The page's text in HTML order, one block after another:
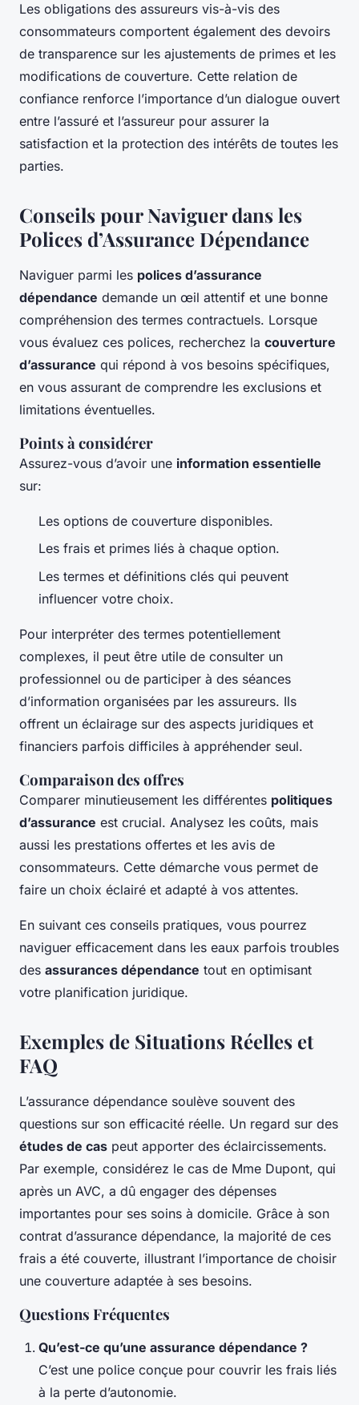
Les obligations des assureurs vis-à-vis des
consommateurs comportent également des devoirs
de transparence sur les ajustements de primes et les
modifications de couverture. Cette relation de
confiance renforce l’importance d’un dialogue ouvert
entre l’assuré et l’assureur pour assurer la
satisfaction et la protection des intérêts de toutes les
parties.
Conseils pour Naviguer dans les
Polices d’Assurance Dépendance
Naviguer parmi les polices d’assurance
dépendance demande un œil attentif et une bonne
compréhension des termes contractuels. Lorsque
vous évaluez ces polices, recherchez la couverture
d’assurance qui répond à vos besoins spécifiques,
en vous assurant de comprendre les exclusions et
limitations éventuelles.
Points à considérer
Assurez-vous d’avoir une information essentielle
sur:
Les options de couverture disponibles.
Les frais et primes liés à chaque option.
Les termes et définitions clés qui peuvent
influencer votre choix.
Pour interpréter des termes potentiellement
complexes, il peut être utile de consulter un
professionnel ou de participer à des séances
d’information organisées par les assureurs. Ils
offrent un éclairage sur des aspects juridiques et
financiers parfois difficiles à appréhender seul.
Comparaison des offres
Comparer minutieusement les différentes politiques
d’assurance est crucial. Analysez les coûts, mais
aussi les prestations offertes et les avis de
consommateurs. Cette démarche vous permet de
faire un choix éclairé et adapté à vos attentes.
En suivant ces conseils pratiques, vous pourrez
naviguer efficacement dans les eaux parfois troubles
des assurances dépendance tout en optimisant
votre planification juridique.
Exemples de Situations Réelles et
FAQ
L’assurance dépendance soulève souvent des
questions sur son efficacité réelle. Un regard sur des
études de cas peut apporter des éclaircissements.
Par exemple, considérez le cas de Mme Dupont, qui
après un AVC, a dû engager des dépenses
importantes pour ses soins à domicile. Grâce à son
contrat d’assurance dépendance, la majorité de ces
frais a été couverte, illustrant l’importance de choisir
une couverture adaptée à ses besoins.
Questions Fréquentes
Qu’est-ce qu’une assurance dépendance ?
C’est une police conçue pour couvrir les frais liés
à la perte d’autonomie.